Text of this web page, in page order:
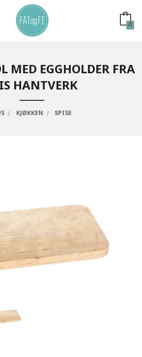
0
MED EGGHOLDER FRA
HANTVERK
KJØKKEN SPISE